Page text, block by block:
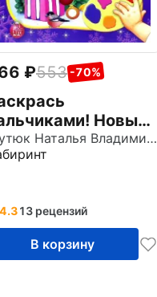
553 -70%
Новый
Шутюк Наталья Владимировна
4.313 рецензий
В корзину